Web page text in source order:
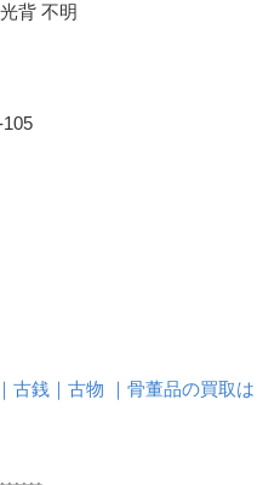
背 不明
古銭｜古物 ｜骨董品の買取は